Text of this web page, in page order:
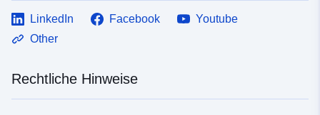
LinkedIn Facebook
Youtube
Other
Rechtliche Hinweise